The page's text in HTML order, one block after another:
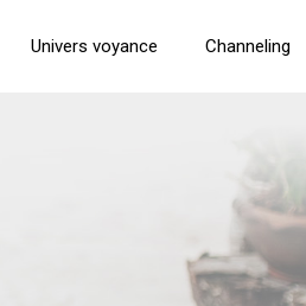
Univers voyance Channeling